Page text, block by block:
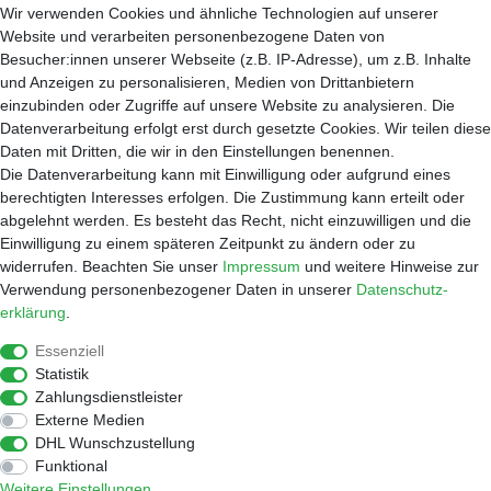
Kontakt
Impressum
Datenschutzerklärung
AGB
Service
Zahlungsarten
Versand
Widerrufsrecht
Warenkorb
Händleranfragen
Werkstatt
Reparaturauftrag
Kaffee
Zubehör
Wasserfilter
Widerrufen
Wir verwenden Cookies und ähnliche Technologien auf unserer
Website und verarbeiten personenbezogene Daten von
Besucher:innen unserer Webseite (z.B. IP-Adresse), um z.B. Inhalte
und Anzeigen zu personalisieren, Medien von Drittanbietern
einzubinden oder Zugriffe auf unsere Website zu analysieren. Die
Datenverarbeitung erfolgt erst durch gesetzte Cookies. Wir teilen diese
Daten mit Dritten, die wir in den Einstellungen benennen.
Die Datenverarbeitung kann mit Einwilligung oder aufgrund eines
berechtigten Interesses erfolgen. Die Zustimmung kann erteilt oder
abgelehnt werden. Es besteht das Recht, nicht einzuwilligen und die
Einwilligung zu einem späteren Zeitpunkt zu ändern oder zu
widerrufen. Beachten Sie unser Impressum und weitere Hinweise zur
Verwendung personenbezogener Daten in unserer Daten­schutz­
erklärung
Essenziell
Statistik
Zahlungsdienstleister
Externe Medien
DHL Wunschzustellung
Funktional